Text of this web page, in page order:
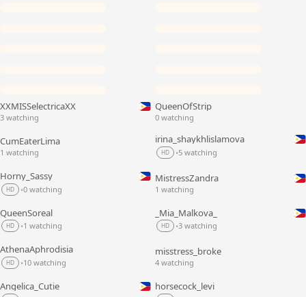
LIVE
XXMISSelectricaXX
3 watching
QueenOfStrip
0 watching
CumEaterLima
1 watching
LIVE
irina_shaykhlislamova
HD •5 watching
LIVE
Horny_Sassy
HD •0 watching
LIVE
MistressZandra
1 watching
QueenSoreal
HD •1 watching
LIVE
_Mia_Malkova_
HD •3 watching
AthenaAphrodisia
HD •10 watching
misstress_broke
4 watching
LIVE
Angelica_Cutie horsecock_levi